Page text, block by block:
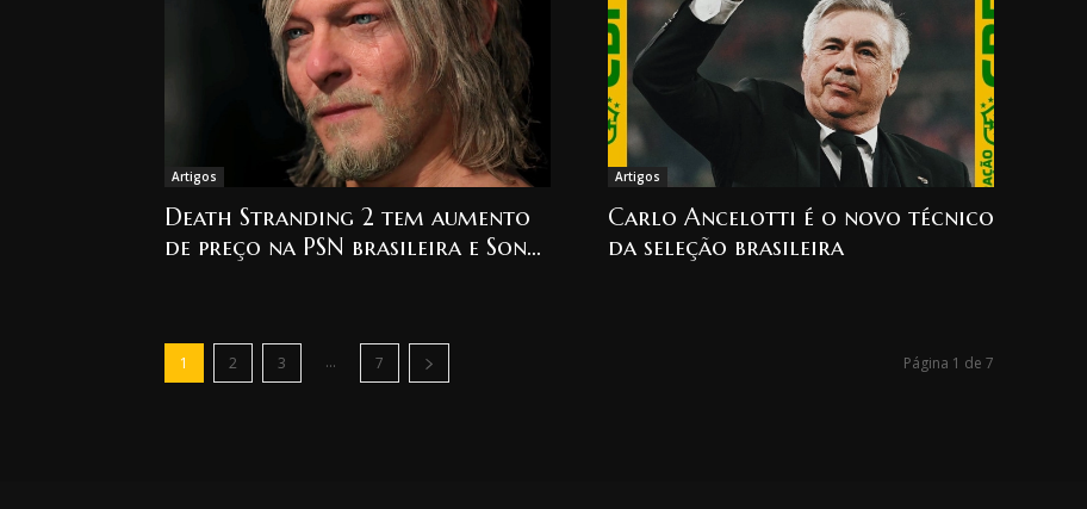
Artigos
Death Stranding 2 tem aumento
de preço na PSN brasileira e Sony
Artigos
Carlo Ancelotti é o novo técnico
da seleção brasileira
1 2 3 ... 7 Página 1 de 7